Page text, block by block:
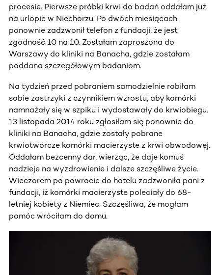
procesie. Pierwsze próbki krwi do badań oddałam już
na urlopie w Niechorzu. Po dwóch miesiącach
ponownie zadzwonił telefon z fundacji, że jest
zgodność 10 na 10. Zostałam zaproszona do
Warszawy do kliniki na Banacha, gdzie zostałam
poddana szczegółowym badaniom.
Na tydzień przed pobraniem samodzielnie robiłam
sobie zastrzyki z czynnikiem wzrostu, aby komórki
namnażały się w szpiku i wydostawały do krwiobiegu.
13 listopada 2014 roku zgłosiłam się ponownie do
kliniki na Banacha, gdzie zostały pobrane
krwiotwórcze komórki macierzyste z krwi obwodowej.
Oddałam bezcenny dar, wierząc, że daje komuś
nadzieje na wyzdrowienie i dalsze szczęśliwe życie.
Wieczorem po powrocie do hotelu zadzwoniła pani z
fundacji, iż komórki macierzyste poleciały do 68-
letniej kobiety z Niemiec. Szczęśliwa, że mogłam
pomóc wróciłam do domu.